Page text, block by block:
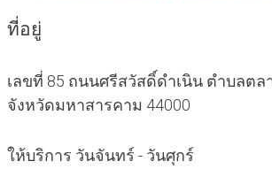
ที่อยู่
เลขที่ 85 ถนนศรีสวัสดิ์ดำเนิน ตำบลตล
จังหวัดมหาสารคาม 44000
ให้บริการ วันจันทร์ - วันศุกร์